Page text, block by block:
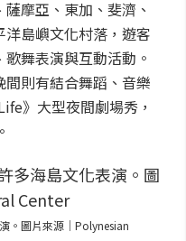
摩亞、東加、斐濟、
島嶼文化村落，遊客
舞表演與互動活動。
則有結合舞蹈、音樂
》大型夜間劇場秀，
。圖片來源｜Polynesian